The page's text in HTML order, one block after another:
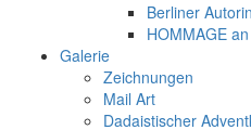
Berliner
HOMMAGE
Galerie
Zeichnungen
Mail Art
Dadaistischer